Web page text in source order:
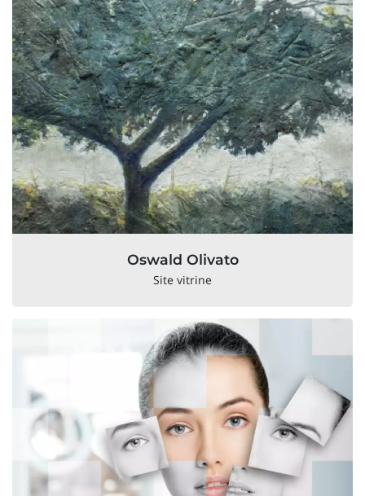
Oswald Olivato
Site vitrine